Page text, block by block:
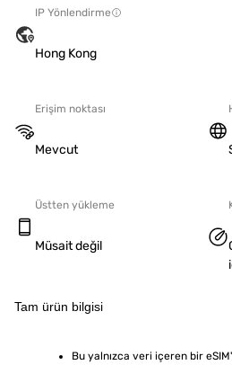
IP Yönlendirme
Hong Kong
Erişim noktası
Mevcut
Üstten yükleme
Müsait değil
Tam ürün bilgisi
Bu yalnızca veri içeren bir